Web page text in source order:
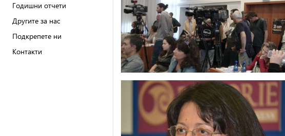
Годишни отчети
Другите за нас
Подкрепете ни
Контакти